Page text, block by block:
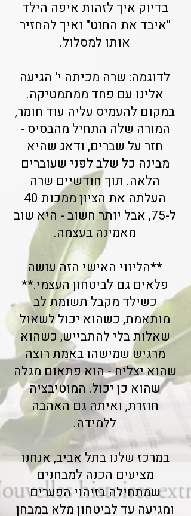
בדיוק איך לזהות איפה הילד
"איבד את החוט" ואיך להחזיר
אותו למסלול.
לדוגמה: שרה מכיתה י' הגיעה
אלינו עם פחד ממתמטיקה.
במקום להעמיס עליה עוד חומר,
המורה שלה התחיל מהבסיס -
חזר על שברים, ודאג שהיא
מבינה כל שלב לפני שעוברים
הלאה. תוך חודשיים שרה
העלתה את הציון ממכות 40
ל-75, אבל יותר חשוב - היא שוב
מאמינה בעצמה.
**הליווי האישי הזה עושה
פלאים גם לביטחון העצמי.**
כשילד מקבל תשומת לב
מותאמת, כשהוא יכול לשאול
שאלות בלי להתבייש, כשהוא
מרגיש שמישהו באמת רוצה
שהוא יצליח - הוא פתאום מגלה
שהוא כן יכול. המוטיבציה
חוזרת, ואיתה גם האהבה
ללמידה.
במרכז שלנו בתל אביב, אנחנו
מציעים הכנה למבחנים
שמתחילה בזיהוי הפערים
ומגיעה עד לביטחון מלא במבחן